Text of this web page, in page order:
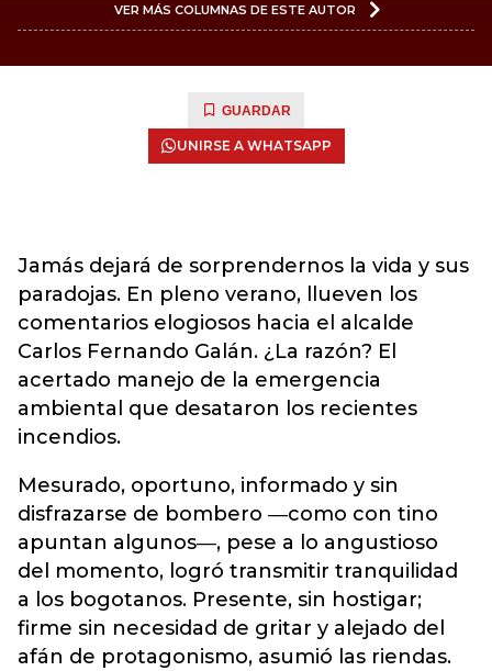
VER MÁS COLUMNAS DE ESTE AUTOR
GUARDAR
UNIRSE A WHATSAPP
Jamás dejará de sorprendernos la vida y sus
paradojas. En pleno verano, llueven los
comentarios elogiosos hacia el alcalde
Carlos Fernando Galán. ¿La razón? El
acertado manejo de la emergencia
ambiental que desataron los recientes
incendios.
Mesurado, oportuno, informado y sin
disfrazarse de bombero ―como con tino
apuntan algunos―, pese a lo angustioso
del momento, logró transmitir tranquilidad
a los bogotanos. Presente, sin hostigar;
firme sin necesidad de gritar y alejado del
afán de protagonismo, asumió las riendas.